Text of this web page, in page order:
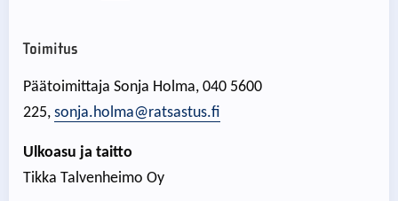
Toimitus
Päätoimittaja Sonja Holma, 040 5600
225, sonja.holma@ratsastus.fi
Ulkoasu ja taitto
Tikka Talvenheimo Oy